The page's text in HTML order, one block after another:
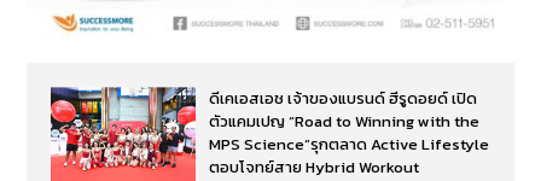
ดีเคเอสเอช เจ้าของแบรนด์ ฮีรูดอยด์ เปิด
ตัวแคมเปญ “Road to Winning with the
MPS Science”รุกตลาด Active Lifestyle
ตอบโจทย์สาย Hybrid Workout